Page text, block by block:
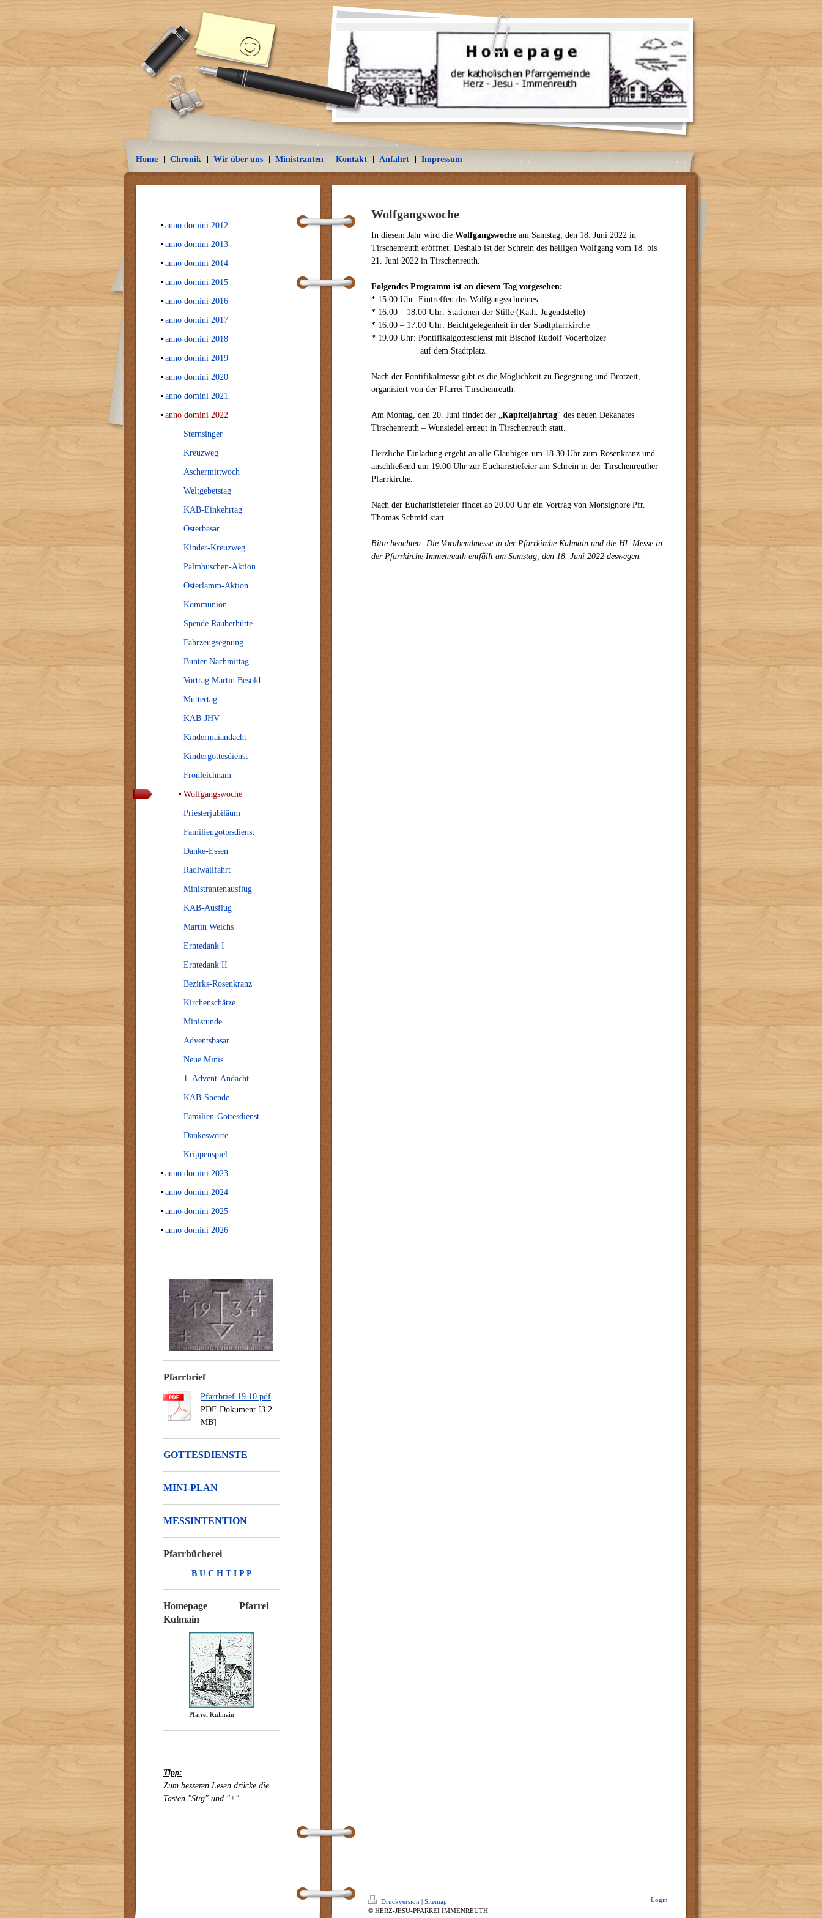
Home Chronik Wir über uns Ministranten Kontakt Anfahrt Impressum
Wolfgangswoche
In diesem Jahr wird die Wolfgangswoche am Samstag, den 18. Juni 2022 in
Tirschenreuth eröffnet. Deshalb ist der Schrein des heiligen Wolfgang vom 18. bis
21. Juni 2022 in Tirschenreuth.
Folgendes Programm ist an diesem Tag vorgesehen:
* 15.00 Uhr: Eintreffen des Wolfgangsschreines
* 16.00 – 18.00 Uhr: Stationen der Stille (Kath. Jugendstelle)
* 16.00 – 17.00 Uhr: Beichtgelegenheit in der Stadtpfarrkirche
* 19.00 Uhr: Pontifikalgottesdienst mit Bischof Rudolf Voderholzer
auf dem Stadtplatz.
Nach der Pontifikalmesse gibt es die Möglichkeit zu Begegnung und Brotzeit,
organisiert von der Pfarrei Tirschenreuth.
Am Montag, den 20. Juni findet der „Kapiteljahrtag“ des neuen Dekanates
Tirschenreuth – Wunsiedel erneut in Tirschenreuth statt.
Herzliche Einladung ergeht an alle Gläubigen um 18.30 Uhr zum Rosenkranz und
anschließend um 19.00 Uhr zur Eucharistiefeier am Schrein in der Tirschenreuther
Pfarrkirche.
Nach der Eucharistiefeier findet ab 20.00 Uhr ein Vortrag von Monsignore Pfr.
Thomas Schmid statt.
Bitte beachten: Die Vorabendmesse in der Pfarrkirche Kulmain und die Hl. Messe in
der Pfarrkirche Immenreuth entfällt am Samstag, den 18. Juni 2022 deswegen.
anno domini 2012
anno domini 2013
anno domini 2014
anno domini 2015
anno domini 2016
anno domini 2017
anno domini 2018
anno domini 2019
anno domini 2020
anno domini 2021
anno domini 2022
Sternsinger
Kreuzweg
Aschermittwoch
Weltgebetstag
KAB-Einkehrtag
Osterbasar
Kinder-Kreuzweg
Palmbuschen-Aktion
Osterlamm-Aktion
Kommunion
Spende Räuberhütte
Fahrzeugsegnung
Bunter Nachmittag
Vortrag Martin Besold
Muttertag
KAB-JHV
Kindermaiandacht
Kindergottesdienst
Fronleichnam
Wolfgangswoche
Priesterjubiläum
Familiengottesdienst
Danke-Essen
Radlwallfahrt
Ministrantenausflug
KAB-Ausflug
Martin Weichs
Erntedank I
Erntedank II
Bezirks-Rosenkranz
Kirchenschätze
Ministunde
Adventsbasar
Neue Minis
1. Advent-Andacht
KAB-Spende
Familien-Gottesdienst
Dankesworte
Krippenspiel
anno domini 2023
anno domini 2024
anno domini 2025
anno domini 2026
Pfarrbrief
Pfarrbrief 19 10.pdf
PDF-Dokument [3.2
MB]
GOTTESDIENSTE
MINI-PLAN
MESSINTENTION
Pfarrbücherei
B U C H T I P P
Homepage Pfarrei
Kulmain
Pfarrei Kulmain
Tipp:
Zum besseren Lesen drücke die
Tasten "Strg" und "+".
Druckversion | Sitemap
© HERZ-JESU-PFARREI IMMENREUTH
Login